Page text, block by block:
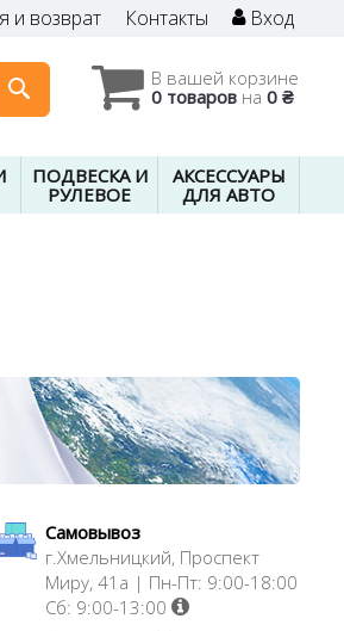
и возврат Контакты Вход
В вашей корзине
0 товаров на 0 ₴
ПОДВЕСКА И
РУЛЕВОЕ
АКСЕССУАРЫ
ДЛЯ АВТО
Самовывоз
г.Хмельницкий, Проспект
Миру, 41а | Пн-Пт: 9:00-18:00
Сб: 9:00-13:00